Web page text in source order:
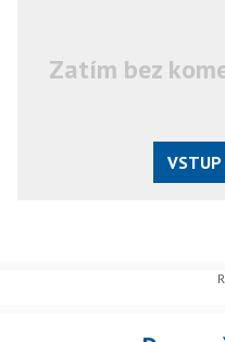
Zatím bez
VSTUP